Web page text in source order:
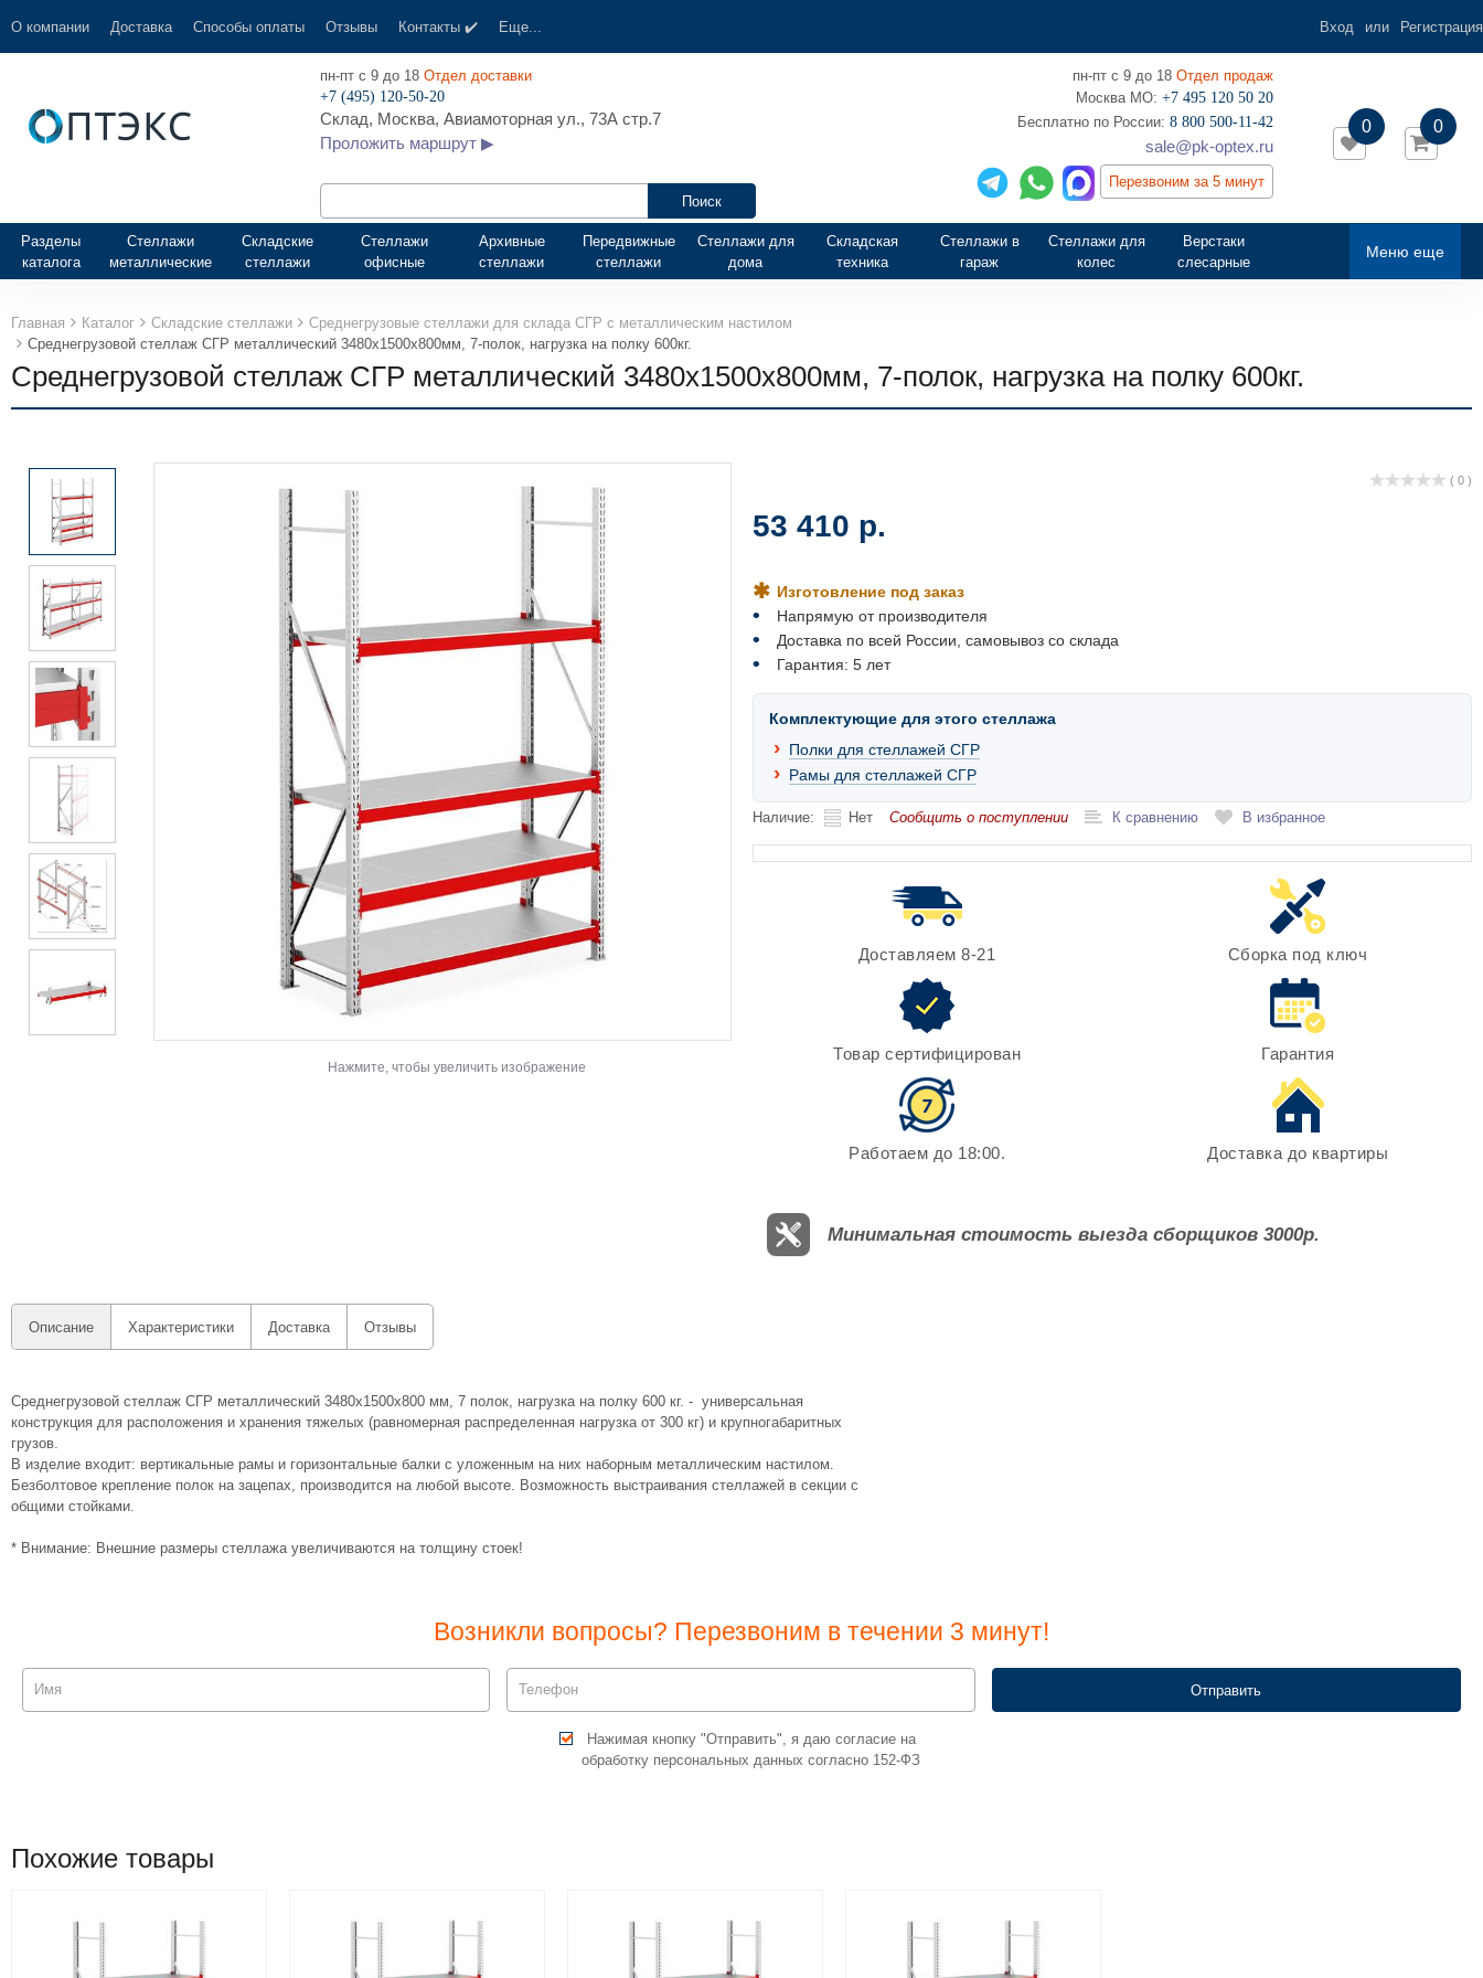
О компании Доставка Способы оплаты Отзывы Контакты ✔️ Еще... Вход или Регистрация
пн-пт с 9 до 18 Отдел доставки
+7 (495) 120-50-20
Склад, Москва, Авиамоторная ул., 73А стр.7
Проложить маршрут ▶
пн-пт с 9 до 18 Отдел продаж
Москва МО: +7 495 120 50 20
‎Бесплатно по России: 8 800 500-11-42
sale@pk-optex.ru
Перезвоним за 5 минут
0
0
Меню еще
Разделы
каталога
Стеллажи
металлические
Складские
стеллажи
Стеллажи
офисные
Архивные
стеллажи
Передвижные
стеллажи
Стеллажи для
дома
Складская
техника
Стеллажи в
гараж
Стеллажи для
колес
Верстаки
слесарные
Главная Каталог Складские стеллажи
Среднегрузовые стеллажи для склада СГР с металлическим настилом
Среднегрузовой стеллаж СГР металлический 3480х1500х800мм, 7-полок, нагрузка на полку 600кг.
Среднегрузовой стеллаж СГР металлический 3480х1500х800мм, 7-полок, нагрузка на полку 600кг.
Нажмите, чтобы увеличить изображение
( 0 )
53 410 р.
Изготовление под заказ
Напрямую от производителя
Доставка по всей России, самовывоз со склада
Гарантия: 5 лет
Комплектующие для этого стеллажа
Полки для стеллажей СГР
Рамы для стеллажей СГР
Наличие: Нет Сообщить о поступлении К сравнению В избранное
Доставляем 8-21 Сборка под ключ
Товар сертифицирован Гарантия
Работаем до 18:00. Доставка до квартиры
Минимальная стоимость выезда сборщиков 3000р.
Описание Характеристики Доставка Отзывы
Среднегрузовой стеллаж СГР металлический 3480х1500х800 мм, 7 полок, нагрузка на полку 600 кг. - универсальная
конструкция для расположения и хранения тяжелых (равномерная распределенная нагрузка от 300 кг) и крупногабаритных
грузов.
В изделие входит: вертикальные рамы и горизонтальные балки с уложенным на них наборным металлическим настилом.
Безболтовое крепление полок на зацепах, производится на любой высоте. Возможность выстраивания стеллажей в секции с
общими стойками.
* Внимание: Внешние размеры стеллажа увеличиваются на толщину стоек!
Возникли вопросы? Перезвоним в течении 3 минут!
Нажимая кнопку "Отправить", я даю согласие на
обработку персональных данных согласно 152-ФЗ
Похожие товары